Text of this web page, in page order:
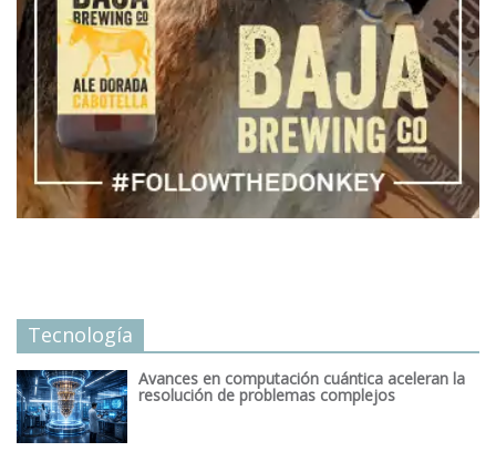
Tecnología
Avances en computación cuántica aceleran la
resolución de problemas complejos